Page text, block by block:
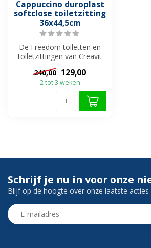
Cappuccino duroplast
softclose toiletzitting
36x44,5cm
De Freedom toiletten en
toiletzittingen van Creavit
zijn van hoge kwaliteit en
g...
240,00 129,00
2 tot 3 weken
Schrijf je nu in voor onze
Blijf op de hoogte over onze laatste acties